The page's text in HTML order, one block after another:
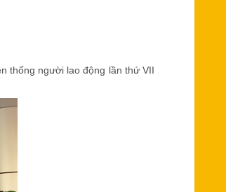
thống người lao động lần thứ VII